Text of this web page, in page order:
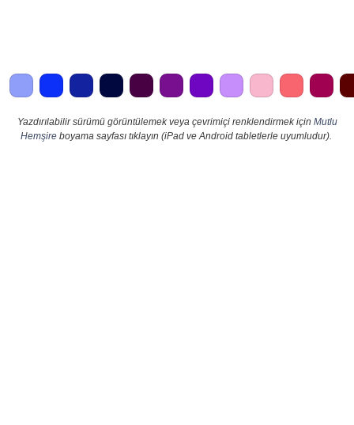
Yazdırılabilir sürümü görüntülemek veya çevrimiçi renklendirmek için Mutlu
Hemşireboyama sayfası tıklayın (iPad ve Android tabletlerle uyumludur).